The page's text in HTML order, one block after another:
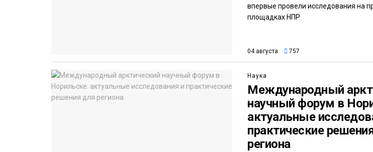
впервые провели исследования на
площадках НПР
04 августа 757
Наука
Международный
научный форум в
актуальные
практические
региона